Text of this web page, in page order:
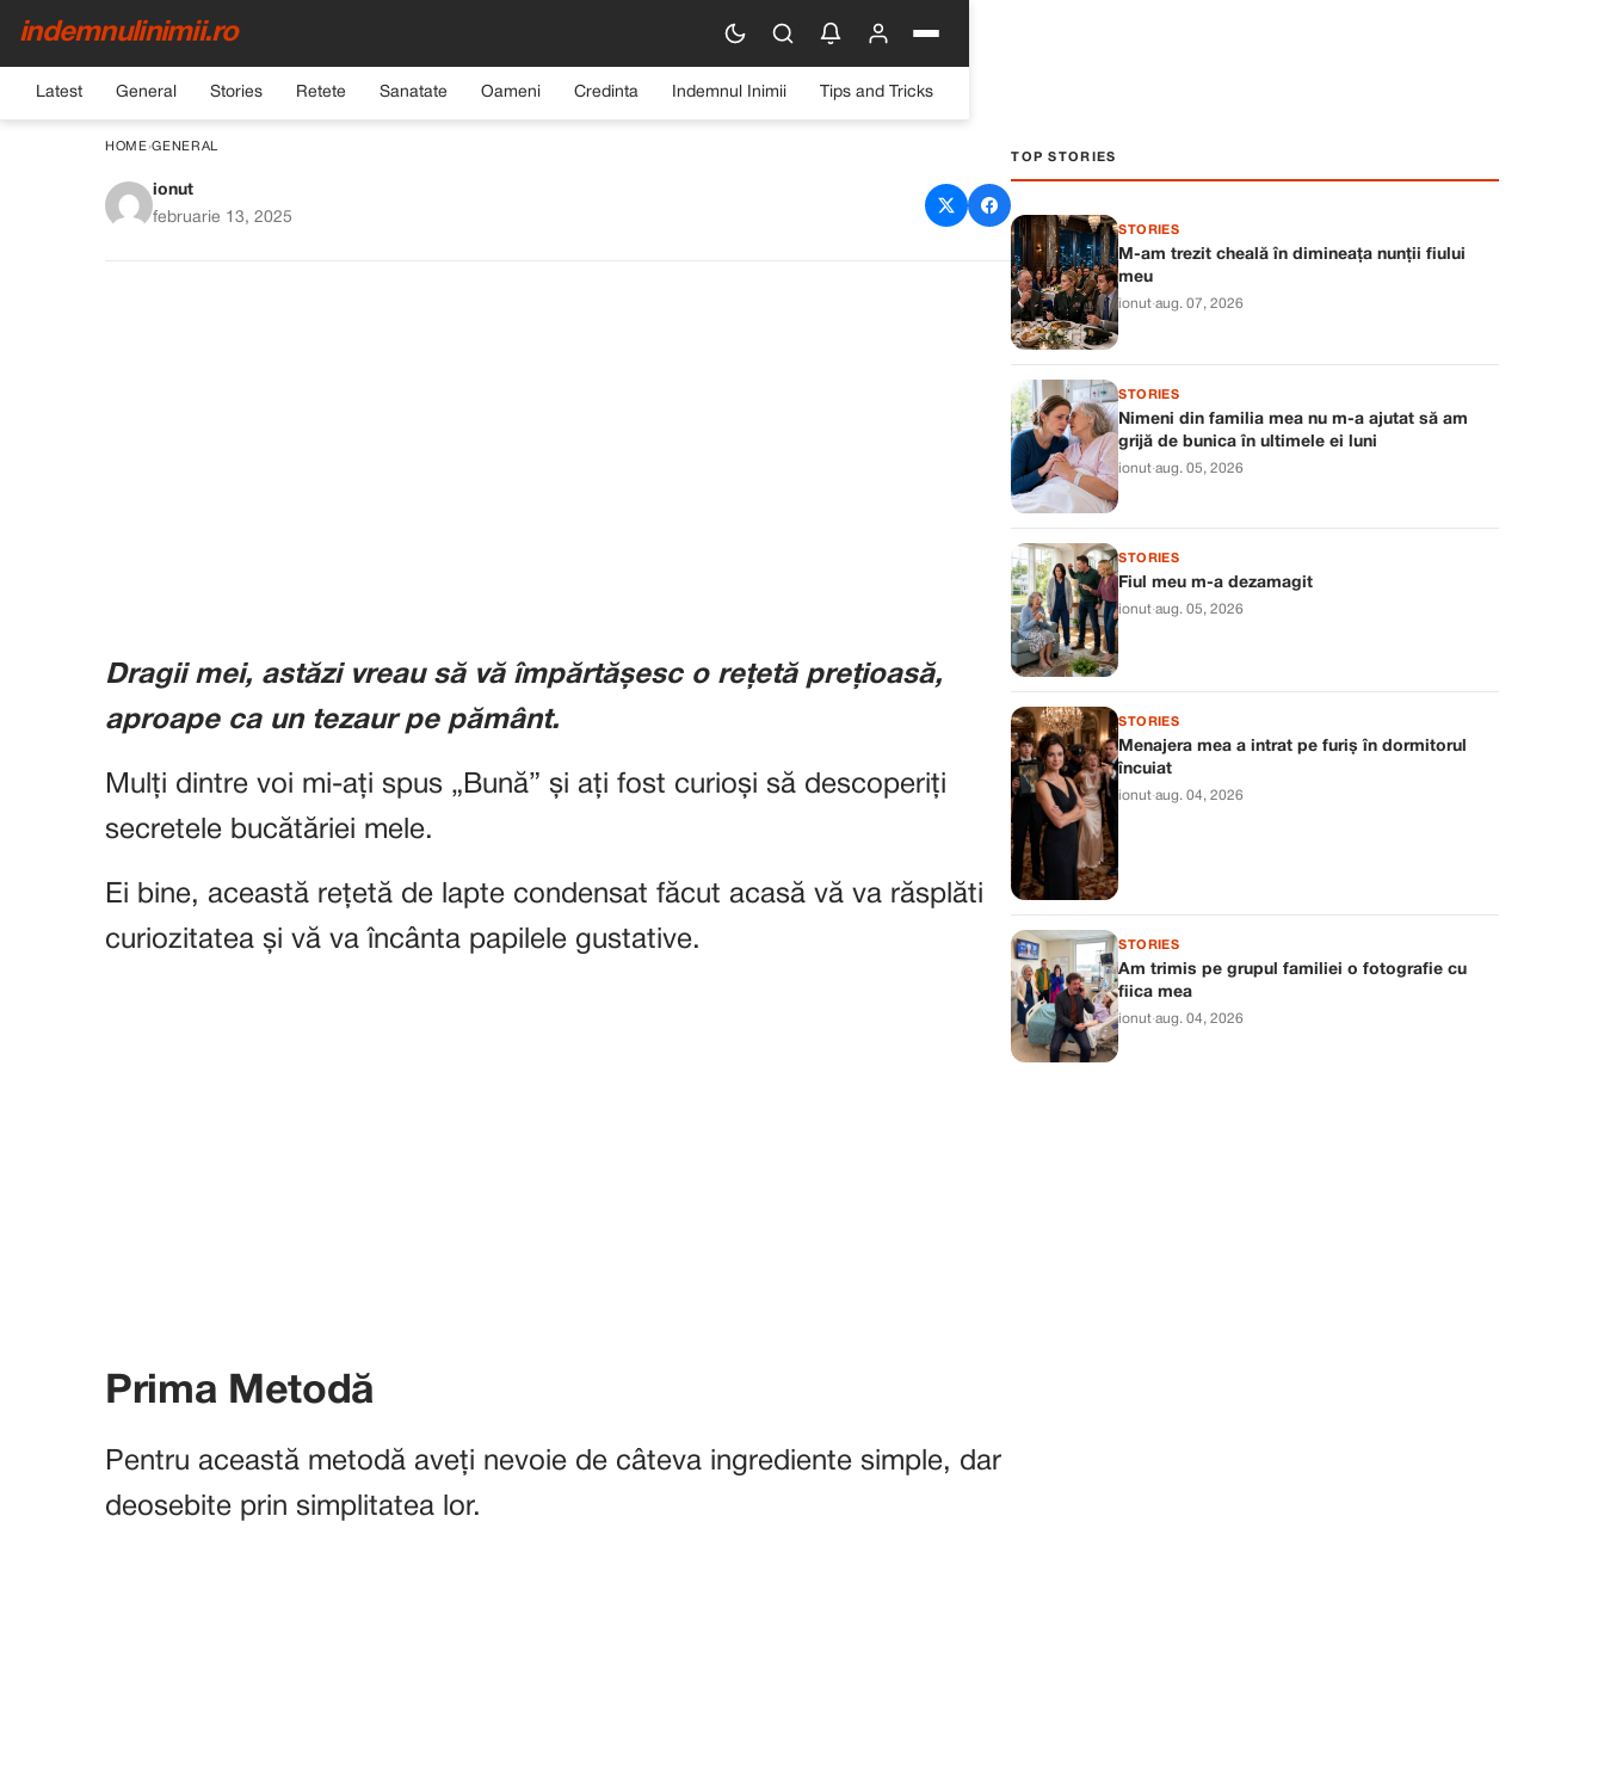
indemnulinimii.ro
Latest General Stories Retete Sanatate Oameni Credinta Indemnul Inimii Tips and Tricks
HOME›GENERAL
Reteta de Lapte Condensat de Casa Pe Care
ionut
februarie 13, 2025
Dragii mei, astăzi vreau să vă împărtășesc o rețetă prețioasă,
aproape ca un tezaur pe pământ.
Mulți dintre voi mi-ați spus „Bună” și ați fost curioși să descoperiți
secretele bucătăriei mele.
Ei bine, această rețetă de lapte condensat făcut acasă vă va răsplăti
curiozitatea și vă va încânta papilele gustative.
Prima Metodă
Pentru această metodă aveți nevoie de câteva ingrediente simple, dar
deosebite prin simplitatea lor.
TOP STORIES
STORIES
M-am trezit cheală în dimineața nunții fiului
meu
ionut·aug. 07, 2026
STORIES
Nimeni din familia mea nu m-a ajutat să am
grijă de bunica în ultimele ei luni
ionut·aug. 05, 2026
STORIES
Fiul meu m-a dezamagit
ionut·aug. 05, 2026
STORIES
Menajera mea a intrat pe furiș în dormitorul
încuiat
ionut·aug. 04, 2026
STORIES
Am trimis pe grupul familiei o fotografie cu
fiica mea
ionut·aug. 04, 2026